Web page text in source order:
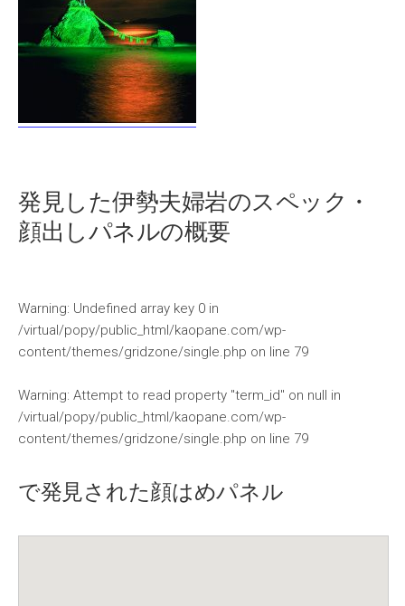
発見した伊勢夫婦岩のスペック・
顔出しパネルの概要
Warning: Undefined array key 0 in
/virtual/popy/public_html/kaopane.com/wp-
content/themes/gridzone/single.php on line 79
Warning: Attempt to read property "term_id" on null in
/virtual/popy/public_html/kaopane.com/wp-
content/themes/gridzone/single.php on line 79
で発見された顔はめパネル